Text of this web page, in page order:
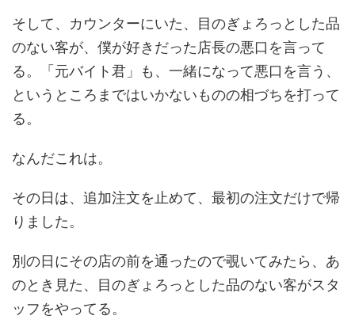
そして、カウンターにいた、目のぎょろっとした品
のない客が、僕が好きだった店長の悪口を言って
る。「元バイト君」も、一緒になって悪口を言う、
というところまではいかないものの相づちを打って
る。
なんだこれは。
その日は、追加注文を止めて、最初の注文だけで帰
りました。
別の日にその店の前を通ったので覗いてみたら、あ
のとき見た、目のぎょろっとした品のない客がスタ
ッフをやってる。